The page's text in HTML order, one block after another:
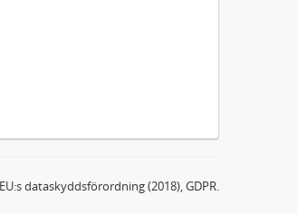
dataskyddsförordning (2018), GDPR.